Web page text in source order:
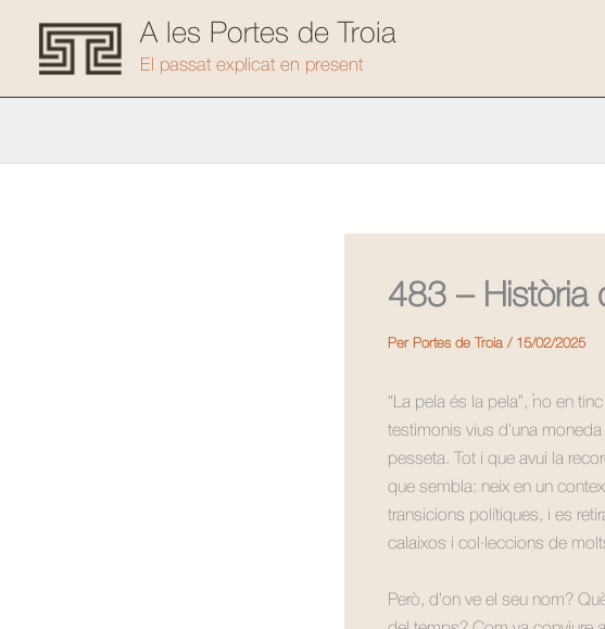
contingut
A les Portes de Troia
El passat explicat en present
483 – Història
Per Portes de Troia / 15/02/2025
“La pela és la pela”, “no en
testimonis vius d’una
pesseta. Tot i que avui la
que sembla: neix en un
transicions polítiques, i es
calaixos i col·leccions de
Però, d’on ve el seu nom?